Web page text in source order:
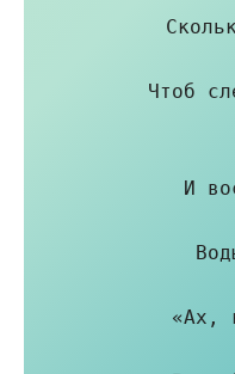
Чтоб
И
«Ах,